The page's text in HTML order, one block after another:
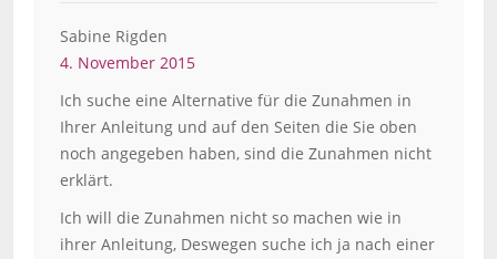
Sabine Rigden
4. November 2015
Ich suche eine Alternative für die Zunahmen in
Ihrer Anleitung und auf den Seiten die Sie oben
noch angegeben haben, sind die Zunahmen nicht
erklärt.
Ich will die Zunahmen nicht so machen wie in
ihrer Anleitung, Deswegen suche ich ja nach einer